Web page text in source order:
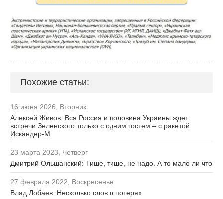
Похожие статьи:
16 июня 2026, Вторник
Алексей Живов: Вся Россия и половина Украины ждет
встречи Зеленского только с одним гостем – с ракетой
Искандер-М
23 марта 2023, Четверг
Дмитрий Ольшанский: Тише, тише, не надо. А то мало ли что
27 февраля 2022, Воскресенье
Влад Лобаев: Несколько слов о потерях